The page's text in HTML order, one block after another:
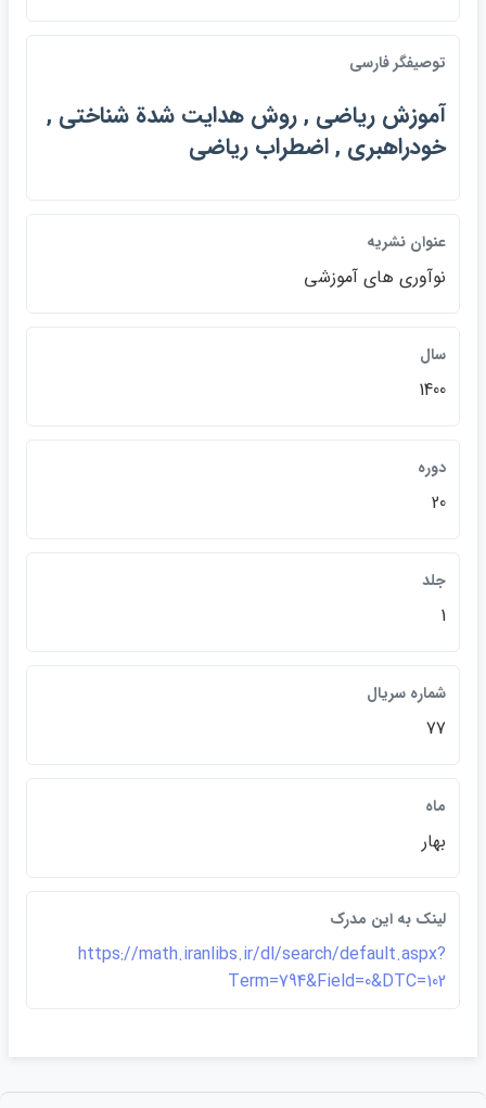
توصيفگر فارسي
آموزش رياضي , روش هدايت شدة شناختي ,
خودراهبري , اضطراب رياضي
عنوان نشريه
نوآوري هاي آموزشي
سال
1400
دوره
20
جلد
1
شماره سريال
77
ماه
بهار
لينک به اين مدرک
https://math.iranlibs.ir/dl/search/default.aspx?
Term=794&Field=0&DTC=102